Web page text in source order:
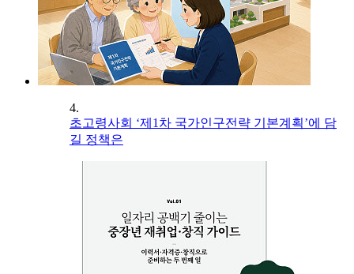
4.
초고령사회 ‘제1차 국가인구전략 기본계획’에 담
길 정책은